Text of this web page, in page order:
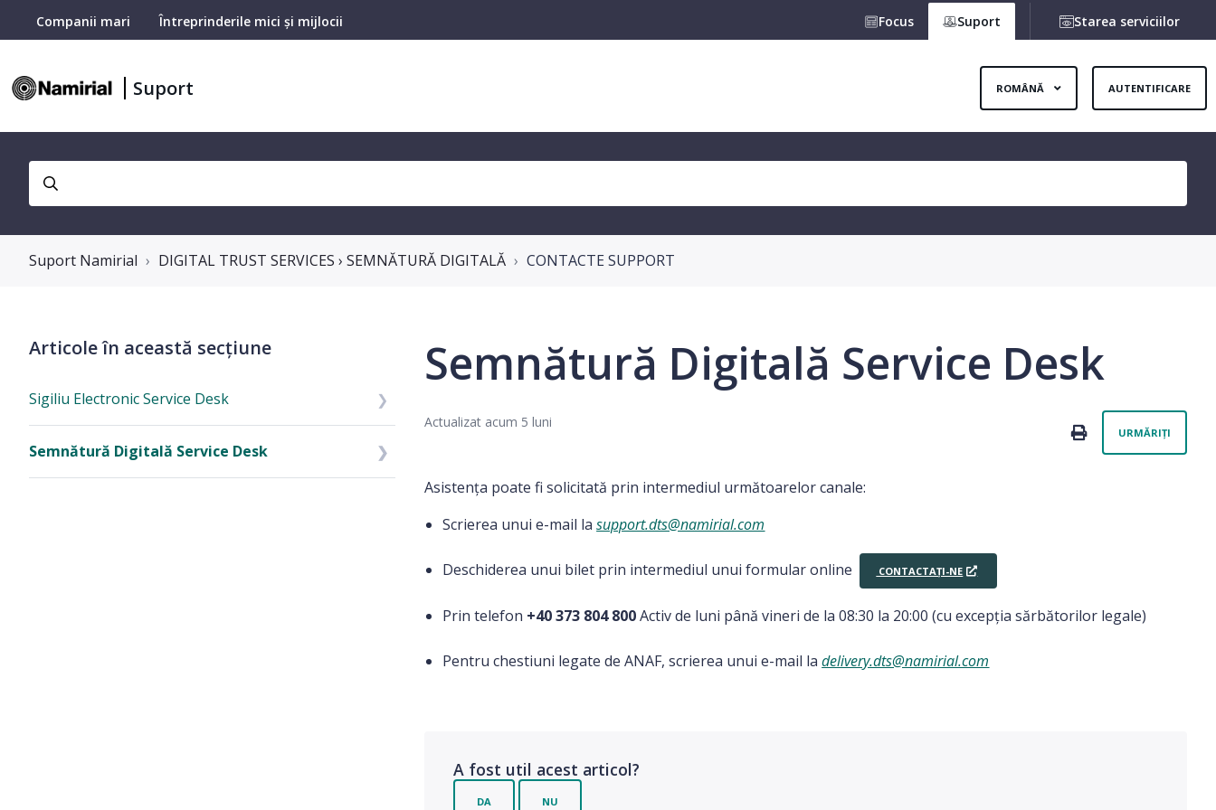
Companii mari Întreprinderile mici și mijlocii Focus Suport Starea serviciilor
Suport ROMÂNĂ AUTENTIFICARE
Suport Namirial DIGITAL TRUST SERVICES › SEMNĂTURĂ DIGITALĂ CONTACTE SUPPORT
Articole în această secțiune
Sigiliu Electronic Service Desk
Semnătură Digitală Service Desk
Semnătură Digitală Service Desk
Actualizat acum 5 luni PRINTURMĂRIȚI
Asistența poate fi solicitată prin intermediul următoarelor canale:
Scrierea unui e-mail lasupport.dts@namirial.com
Deschiderea unui bilet prin intermediul unui formular online CONTACTAȚI-NE
Prin telefon +40 373 804 800Activ de luni până vineri de la 08:30 la 20:00 (cu excepția sărbătorilor legale)
Pentru chestiuni legate de ANAF, scrierea unui e-mail ladelivery.dts@namirial.com
A fost util acest articol?
DA NU